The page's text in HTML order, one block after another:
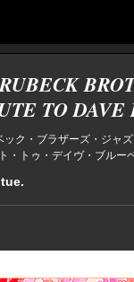
TO DAVE
ック・ブラザーズ・ジャ
・トゥ・デイヴ・ブルー